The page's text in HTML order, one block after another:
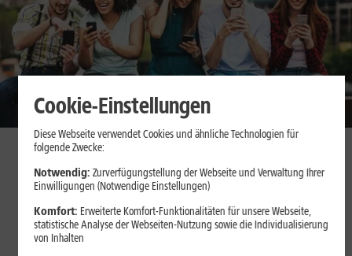
Cookie-Einstellungen
Diese Webseite verwendet Cookies und ähnliche Technologien für
folgende Zwecke:
Notwendig: Zurverfügungstellung der Webseite und Verwaltung Ihrer
Einwilligungen (Notwendige Einstellungen)
Komfort: Erweiterte Komfort-Funktionalitäten für unsere Webseite,
statistische Analyse der Webseiten-Nutzung sowie die Individualisierung
von Inhalten